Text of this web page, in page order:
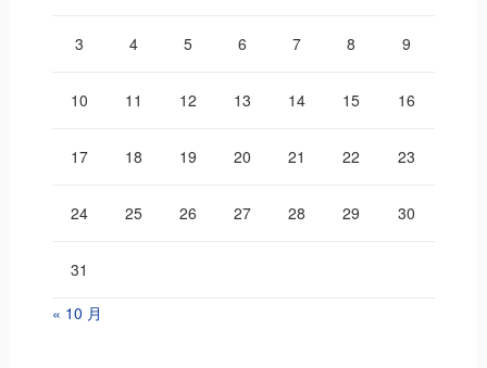
3 4 5 6 7 8 9
10 11 12 13 14 15 16
17 18 19 20 21 22 23
24 25 26 27 28 29 30
31
« 10 月